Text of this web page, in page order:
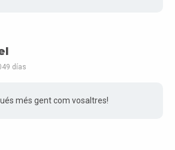
días
més gent com vosaltres!